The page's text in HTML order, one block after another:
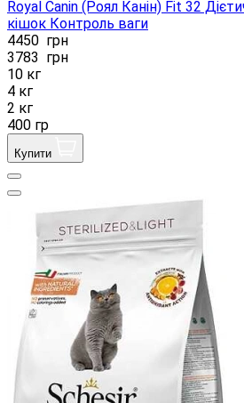
Royal Canin (Роял Канін) Fit 32
кішок Контроль ваги
4450 грн
3783 грн
10 кг
4 кг
2 кг
400 гр
Купити